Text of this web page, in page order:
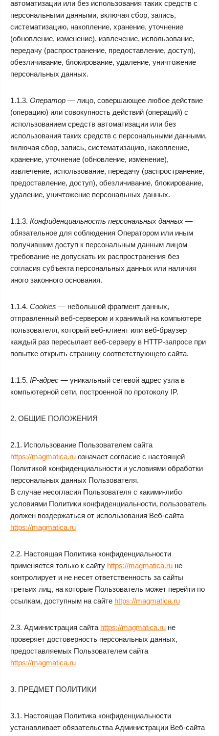
автоматизации или без использования таких средств с
персональными данными, включая сбор, запись,
систематизацию, накопление, хранение, уточнение
(обновление, изменение), извлечение, использование,
передачу (распространение, предоставление, доступ),
обезличивание, блокирование, удаление, уничтожение
персональных данных.
1.1.3. Оператор — лицо, совершающее любое действие
(операцию) или совокупность действий (операций) с
использованием средств автоматизации или без
использования таких средств с персональными данными,
включая сбор, запись, систематизацию, накопление,
хранение, уточнение (обновление, изменение),
извлечение, использование, передачу (распространение,
предоставление, доступ), обезличивание, блокирование,
удаление, уничтожение персональных данных.
1.1.3. Конфиденциальность персональных данных —
обязательное для соблюдения Оператором или иным
получившим доступ к персональным данным лицом
требование не допускать их распространения без
согласия субъекта персональных данных или наличия
иного законного основания.
1.1.4. Cookies — небольшой фрагмент данных,
отправленный веб-сервером и хранимый на компьютере
пользователя, который веб-клиент или веб-браузер
каждый раз пересылает веб-серверу в HTTP-запросе при
попытке открыть страницу соответствующего сайта.
1.1.5. IP-адрес — уникальный сетевой адрес узла в
компьютерной сети, построенной по протоколу IP.
2. ОБЩИЕ ПОЛОЖЕНИЯ
2.1. Использование Пользователем сайта
https://magmatica.ru означает согласие с настоящей
Политикой конфиденциальности и условиями обработки
персональных данных Пользователя.
В случае несогласия Пользователя с какими-либо
условиями Политики конфиденциальности, пользователь
должен воздержаться от использования Веб-сайта
https://magmatica.ru
2.2. Настоящая Политика конфиденциальности
применяется только к сайту https://magmatica.ru не
контролирует и не несет ответственность за сайты
третьих лиц, на которые Пользователь может перейти по
ссылкам, доступным на сайте https://magmatica.ru
2.3. Администрация сайта https://magmatica.ru не
проверяет достоверность персональных данных,
предоставляемых Пользователем сайта
https://magmatica.ru
3. ПРЕДМЕТ ПОЛИТИКИ
3.1. Настоящая Политика конфиденциальности
устанавливает обязательства Администрации Веб-сайта